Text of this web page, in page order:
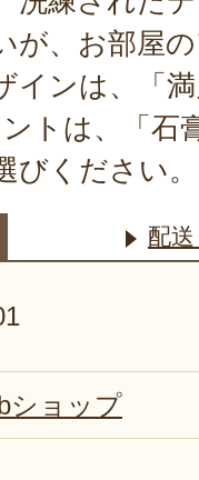
が、お部屋
インは、「
トは、「石
びください。
配
ショップ